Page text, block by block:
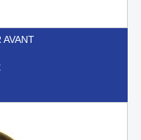
AVANT